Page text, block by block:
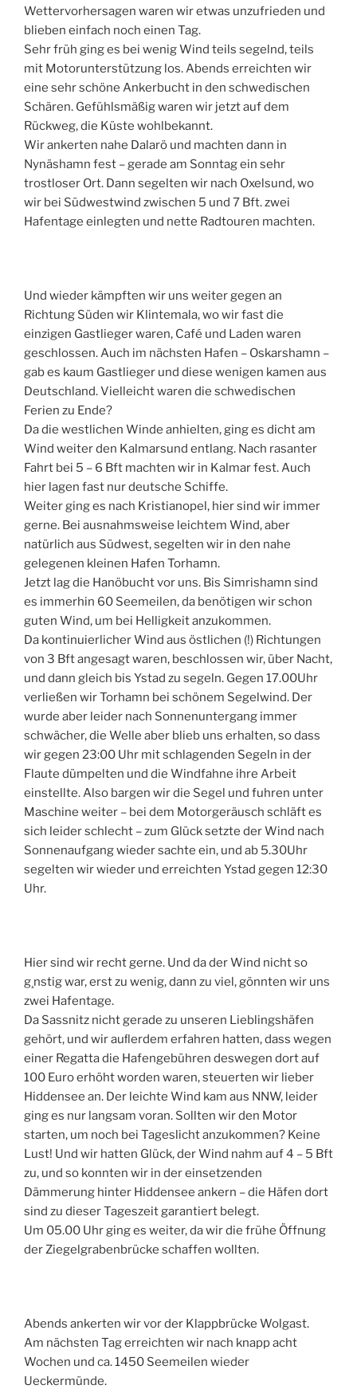
Wettervorhersagen waren wir etwas unzufrieden und
blieben einfach noch einen Tag.
Sehr früh ging es bei wenig Wind teils segelnd, teils
mit Motorunterstützung los. Abends erreichten wir
eine sehr schöne Ankerbucht in den schwedischen
Schären. Gefühlsmäßig waren wir jetzt auf dem
Rückweg, die Küste wohlbekannt.
Wir ankerten nahe Dalarö und machten dann in
Nynäshamn fest – gerade am Sonntag ein sehr
trostloser Ort. Dann segelten wir nach Oxelsund, wo
wir bei Südwestwind zwischen 5 und 7 Bft. zwei
Hafentage einlegten und nette Radtouren machten.
Und wieder kämpften wir uns weiter gegen an
Richtung Süden wir Klintemala, wo wir fast die
einzigen Gastlieger waren, Café und Laden waren
geschlossen. Auch im nächsten Hafen – Oskarshamn –
gab es kaum Gastlieger und diese wenigen kamen aus
Deutschland. Vielleicht waren die schwedischen
Ferien zu Ende?
Da die westlichen Winde anhielten, ging es dicht am
Wind weiter den Kalmarsund entlang. Nach rasanter
Fahrt bei 5 – 6 Bft machten wir in Kalmar fest. Auch
hier lagen fast nur deutsche Schiffe.
Weiter ging es nach Kristianopel, hier sind wir immer
gerne. Bei ausnahmsweise leichtem Wind, aber
natürlich aus Südwest, segelten wir in den nahe
gelegenen kleinen Hafen Torhamn.
Jetzt lag die Hanöbucht vor uns. Bis Simrishamn sind
es immerhin 60 Seemeilen, da benötigen wir schon
guten Wind, um bei Helligkeit anzukommen.
Da kontinuierlicher Wind aus östlichen (!) Richtungen
von 3 Bft angesagt waren, beschlossen wir, über Nacht,
und dann gleich bis Ystad zu segeln. Gegen 17.00Uhr
verließen wir Torhamn bei schönem Segelwind. Der
wurde aber leider nach Sonnenuntergang immer
schwächer, die Welle aber blieb uns erhalten, so dass
wir gegen 23:00 Uhr mit schlagenden Segeln in der
Flaute dümpelten und die Windfahne ihre Arbeit
einstellte. Also bargen wir die Segel und fuhren unter
Maschine weiter – bei dem Motorgeräusch schläft es
sich leider schlecht – zum Glück setzte der Wind nach
Sonnenaufgang wieder sachte ein, und ab 5.30Uhr
segelten wir wieder und erreichten Ystad gegen 12:30
Uhr.
Hier sind wir recht gerne. Und da der Wind nicht so
g¸nstig war, erst zu wenig, dann zu viel, gönnten wir uns
zwei Hafentage.
Da Sassnitz nicht gerade zu unseren Lieblingshäfen
gehört, und wir auﬂerdem erfahren hatten, dass wegen
einer Regatta die Hafengebühren deswegen dort auf
100 Euro erhöht worden waren, steuerten wir lieber
Hiddensee an. Der leichte Wind kam aus NNW, leider
ging es nur langsam voran. Sollten wir den Motor
starten, um noch bei Tageslicht anzukommen? Keine
Lust! Und wir hatten Glück, der Wind nahm auf 4 – 5 Bft
zu, und so konnten wir in der einsetzenden
Dämmerung hinter Hiddensee ankern – die Häfen dort
sind zu dieser Tageszeit garantiert belegt.
Um 05.00 Uhr ging es weiter, da wir die frühe Öffnung
der Ziegelgrabenbrücke schaffen wollten.
Abends ankerten wir vor der Klappbrücke Wolgast.
Am nächsten Tag erreichten wir nach knapp acht
Wochen und ca. 1450 Seemeilen wieder
Ueckermünde.